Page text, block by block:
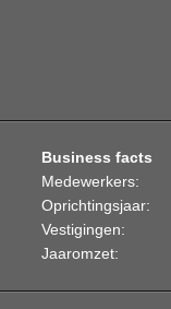
Business facts
Medewerkers:
Oprichtingsjaar:
Vestigingen:
Jaaromzet: